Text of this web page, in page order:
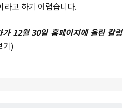
라고 하기 어렵습니다.
12월 30일 홈페이지에 올린 칼럼
기)